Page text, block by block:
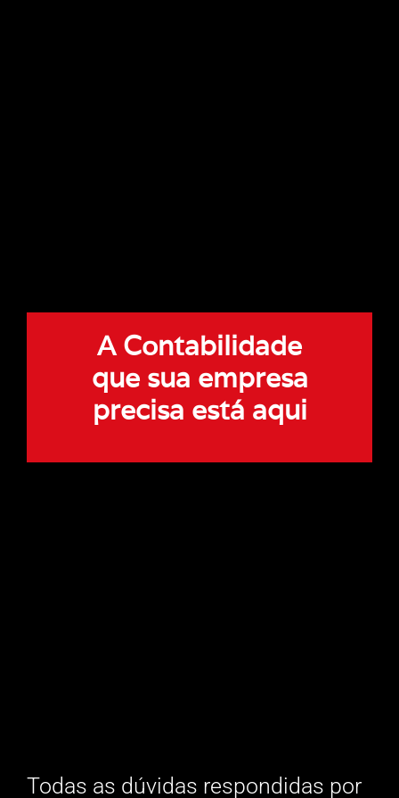
A Contabilidade
que sua empresa
precisa está aqui
Todas as dúvidas respondidas por